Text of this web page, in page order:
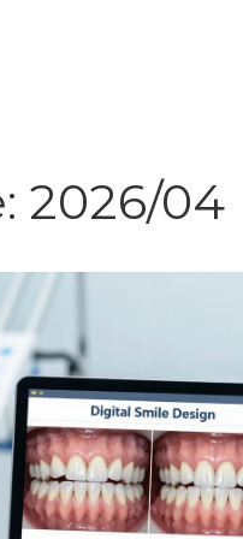
2026/04